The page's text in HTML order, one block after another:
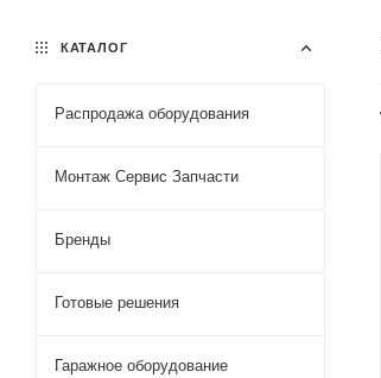
КАТАЛОГ
Распродажа оборудования
Монтаж Сервис Запчасти
Бренды
Готовые решения
Гаражное оборудование